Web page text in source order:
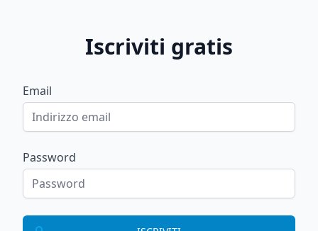
Iscriviti gratis
Email
Password